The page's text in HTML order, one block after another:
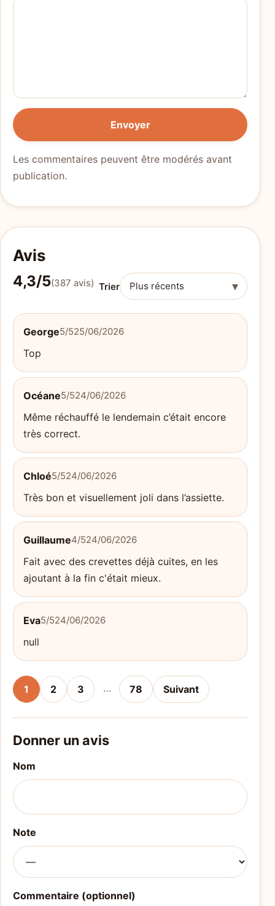
Envoyer
Les commentaires peuvent être modérés avant
publication.
Avis
4,3/5(387 avis) Trier ▾
George5/525/06/2026
Top
Océane5/524/06/2026
Même réchauffé le lendemain c’était encore
très correct.
Chloé5/524/06/2026
Très bon et visuellement joli dans l’assiette.
Guillaume4/524/06/2026
Fait avec des crevettes déjà cuites, en les
ajoutant à la fin c'était mieux.
Eva5/524/06/2026
null
1 2 3 … 78 Suivant
Donner un avis
Nom
Note
Commentaire (optionnel)